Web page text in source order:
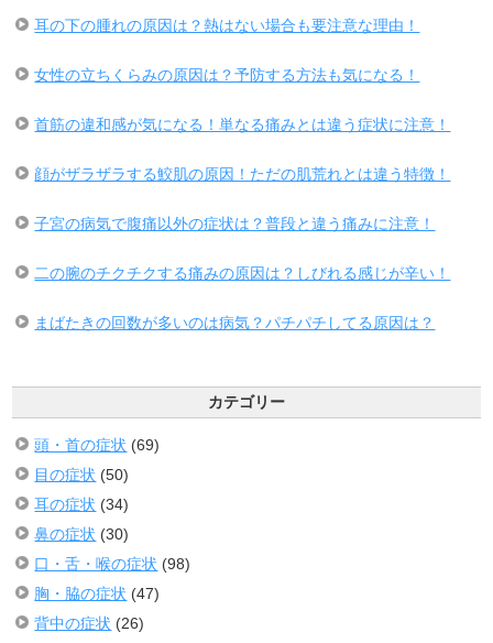
耳の下の腫れの原因は？熱はない場合も要注意な理由！
女性の立ちくらみの原因は？予防する方法も気になる！
首筋の違和感が気になる！単なる痛みとは違う症状に注意！
顔がザラザラする鮫肌の原因！ただの肌荒れとは違う特徴！
子宮の病気で腹痛以外の症状は？普段と違う痛みに注意！
二の腕のチクチクする痛みの原因は？しびれる感じが辛い！
まばたきの回数が多いのは病気？パチパチしてる原因は？
カテゴリー
頭・首の症状 (69)
目の症状 (50)
耳の症状 (34)
鼻の症状 (30)
口・舌・喉の症状 (98)
胸・脇の症状 (47)
背中の症状 (26)